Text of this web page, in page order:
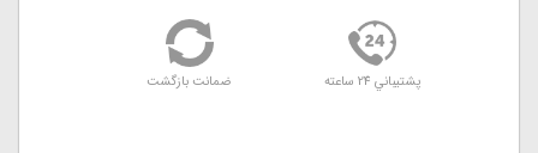
پشتيباني 24 ساعته ضمانت بازگشت